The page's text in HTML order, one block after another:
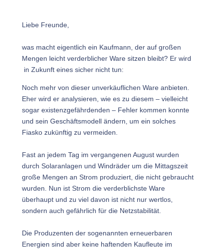
Liebe Freunde,
was macht eigentlich ein Kaufmann, der auf großen
Mengen leicht verderblicher Ware sitzen bleibt? Er wird
in Zukunft eines sicher nicht tun:
Noch mehr von dieser unverkäuflichen Ware anbieten.
Eher wird er analysieren, wie es zu diesem – vielleicht
sogar existenzgefährdenden – Fehler kommen konnte
und sein Geschäftsmodell ändern, um ein solches
Fiasko zukünftig zu vermeiden.
Fast an jedem Tag im vergangenen August wurden
durch Solaranlagen und Windräder um die Mittagszeit
große Mengen an Strom produziert, die nicht gebraucht
wurden. Nun ist Strom die verderblichste Ware
überhaupt und zu viel davon ist nicht nur wertlos,
sondern auch gefährlich für die Netzstabilität.
Die Produzenten der sogenannten erneuerbaren
Energien sind aber keine haftenden Kaufleute im